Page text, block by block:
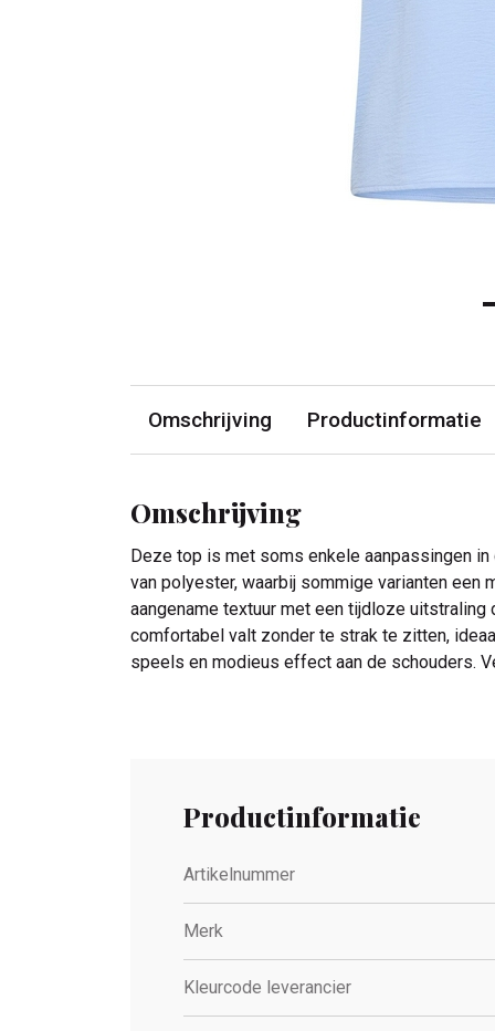
Omschrijving Productinformatie
Omschrijving
Deze top is met soms enkele aanpassingen
van polyester, waarbij sommige varianten
aangename textuur met een tijdloze
comfortabel valt zonder te strak te zitten,
speels en modieus effect aan de schouders.
Productinformatie
Artikelnummer
Merk
Kleurcode leverancier